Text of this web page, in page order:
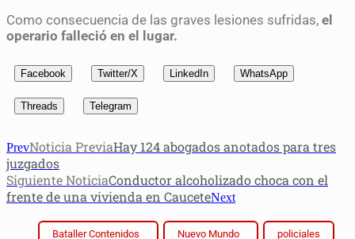
Como consecuencia de las graves lesiones sufridas, el
operario falleció en el lugar.
Facebook Twitter/X LinkedIn WhatsApp
Threads Telegram
PrevNoticia PreviaHay 124 abogados anotados para tres
juzgados
Siguiente NoticiaConductor alcoholizado choca con el
frente de una vivienda en CauceteNext
Bataller Contenidos Nuevo Mundo policiales